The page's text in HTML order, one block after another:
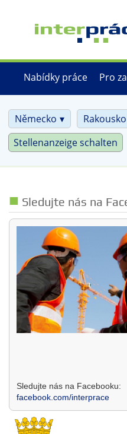
hlavnímu
Nabídky práce Pro
Německo Rakousko
Stellenanzeige schalten
Sledujte nás na
Sledujte nás na Facebooku:
facebook.com/interprace